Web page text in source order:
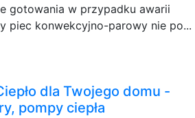
gotowania w przypadku awarii
piec konwekcyjno-parowy nie po...
dla Twojego domu -
pompy ciepła